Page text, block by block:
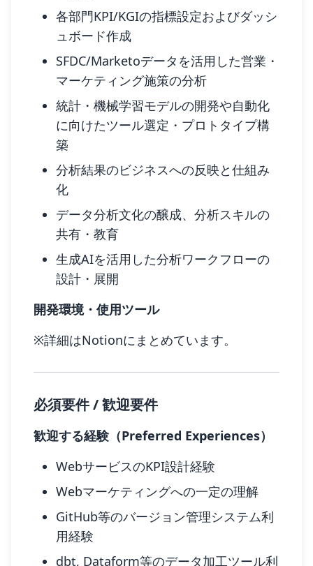
各部門KPI/KGIの指標設定およびダッシ
ュボード作成
SFDC/Marketoデータを活用した営業・
マーケティング施策の分析
統計・機械学習モデルの開発や自動化
に向けたツール選定・プロトタイプ構
築
分析結果のビジネスへの反映と仕組み
化
データ分析文化の醸成、分析スキルの
共有・教育
生成AIを活用した分析ワークフローの
設計・展開
開発環境・使用ツール
※詳細はNotionにまとめています。
必須要件 / 歓迎要件
歓迎する経験（Preferred Experiences）
WebサービスのKPI設計経験
Webマーケティングへの一定の理解
GitHub等のバージョン管理システム利
用経験
dbt, Dataform等のデータ加工ツール利